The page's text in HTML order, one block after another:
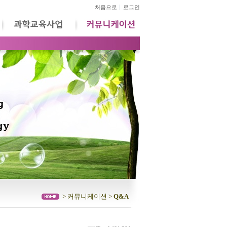
처음으로 로그인
> 커뮤니케이션 > Q&A